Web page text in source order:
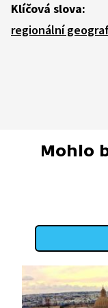
Klíčová slova:
regionální
Mohlo